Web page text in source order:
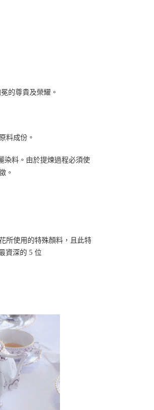
的尊貴及榮耀。
料成份。
染料。由於提煉過程必須使
。
所使用的特殊顏料，且此特
資深的 5 位